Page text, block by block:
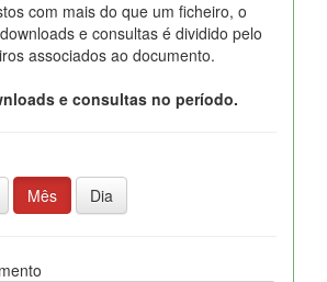
com mais do que um ficheiro, o
e consultas é dividido pelo
associados ao documento.
e consultas no período.
Mês Dia